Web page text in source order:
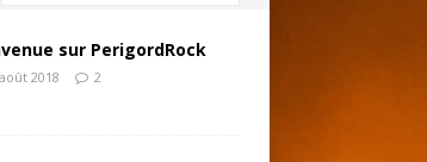
sur PerigordRock
2018 2